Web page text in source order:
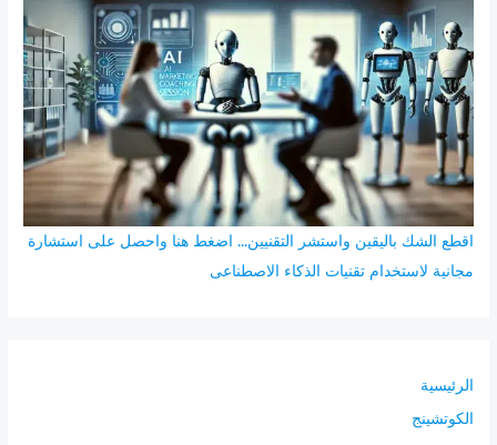
ن
:
اقطع الشك باليقين واستشر التقنيين... اضغط هنا واحصل على استشارة
مجانية لاستخدام تقنيات الذكاء الاصطناعى
الرئيسية
الكوتشينج